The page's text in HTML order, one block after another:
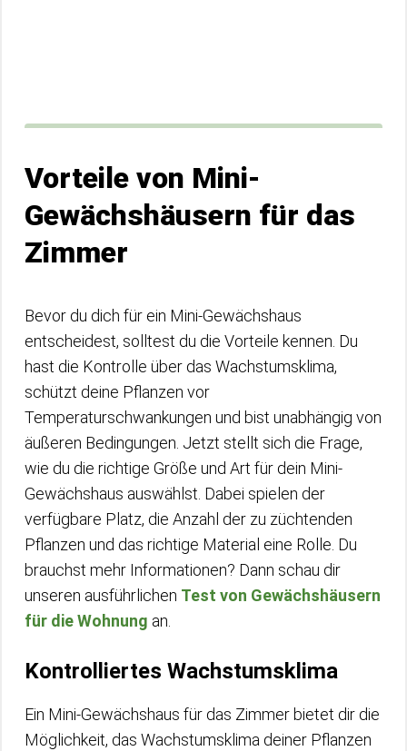
Vorteile von Mini-
Gewächshäusern für das
Zimmer
Bevor du dich für ein Mini-Gewächshaus
entscheidest, solltest du die Vorteile kennen. Du
hast die Kontrolle über das Wachstumsklima,
schützt deine Pflanzen vor
Temperaturschwankungen und bist unabhängig von
äußeren Bedingungen. Jetzt stellt sich die Frage,
wie du die richtige Größe und Art für dein Mini-
Gewächshaus auswählst. Dabei spielen der
verfügbare Platz, die Anzahl der zu züchtenden
Pflanzen und das richtige Material eine Rolle. Du
brauchst mehr Informationen? Dann schau dir
unseren ausführlichen Test von Gewächshäusern
für die Wohnung an.
Kontrolliertes Wachstumsklima
Ein Mini-Gewächshaus für das Zimmer bietet dir die
Möglichkeit, das Wachstumsklima deiner Pflanzen